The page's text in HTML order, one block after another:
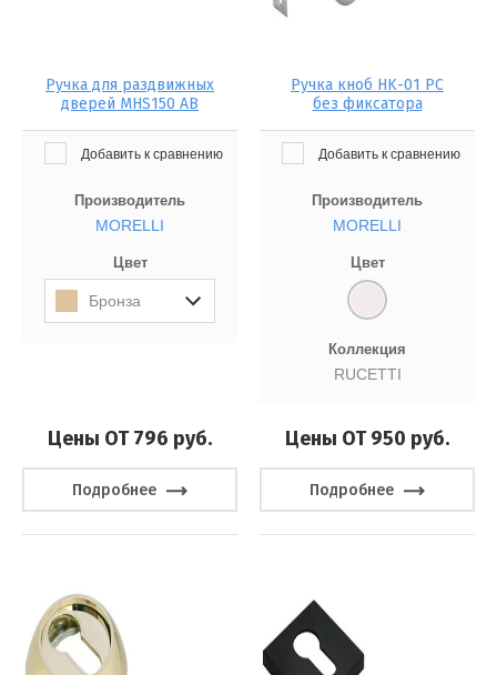
Ручка для раздвижных
дверей MHS150 AB
Добавить к сравнению
Производитель
MORELLI
Цвет
Бронза
Цены ОТ 796 руб.
Подробнее
Ручка кноб HK-01 PC
без фиксатора
Добавить к сравнению
Производитель
MORELLI
Цвет
Коллекция
RUCETTI
Цены ОТ 950 руб.
Подробнее